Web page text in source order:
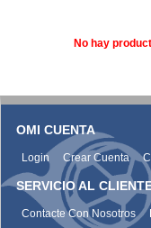
No hay
OMI CUENTA
Login Crear Cuenta
SERVICIO AL
Contacte Con Nosotros